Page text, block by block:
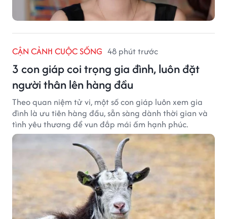
CẬN CẢNH CUỘC SỐNG 48 phút trước
3 con giáp coi trọng gia đình, luôn đặt
người thân lên hàng đầu
Theo quan niệm tử vi, một số con giáp luôn xem gia
đình là ưu tiên hàng đầu, sẵn sàng dành thời gian và
tình yêu thương để vun đắp mái ấm hạnh phúc.